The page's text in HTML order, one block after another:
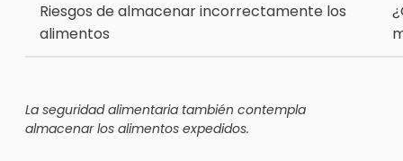
Riesgos de almacenar incorrectamente los
alimentos
La seguridad alimentaria también contempla
almacenar los alimentos expedidos.